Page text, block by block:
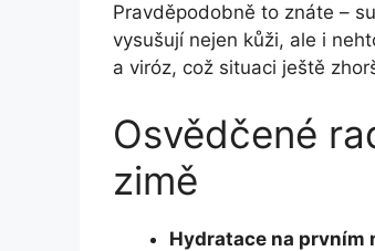
Pravděpodobně to znáte –
vysušují nejen kůži, ale i
a viróz, což situaci ještě
Osvědčené
zimě
Hydratace na prvním